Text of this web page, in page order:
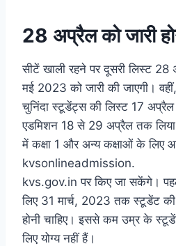
28 अप्रैल को जारी
सीटें खाली रहने पर दूसरी लिस्ट
मई 2023 को जारी की जाएगी।
चुनिंदा स्टूडेंट्स की लिस्ट 17 अप्रैल
एडमिशन 18 से 29 अप्रैल तक लिया
में कक्षा 1 और अन्य कक्षाओं के लिए
kvsonlineadmission.
kvs.gov.in पर किए जा सकेंगे।
लिए 31 मार्च, 2023 तक स्टूडेंट
होनी चाहिए। इससे कम उम्र के
लिए योग्य नहीं हैं।